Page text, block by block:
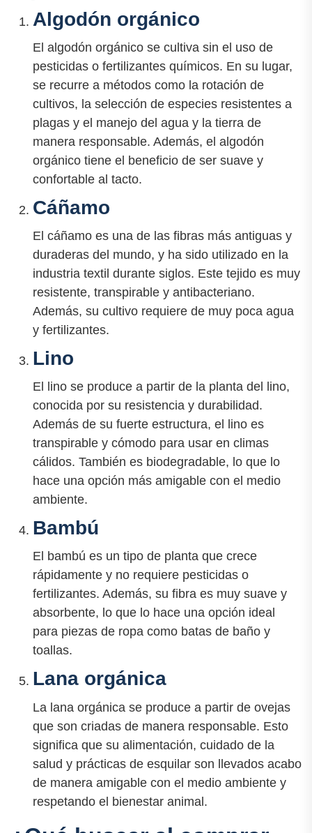
Algodón orgánico
El algodón orgánico se cultiva sin el uso de
pesticidas o fertilizantes químicos. En su lugar,
se recurre a métodos como la rotación de
cultivos, la selección de especies resistentes a
plagas y el manejo del agua y la tierra de
manera responsable. Además, el algodón
orgánico tiene el beneficio de ser suave y
confortable al tacto.
Cáñamo
El cáñamo es una de las fibras más antiguas y
duraderas del mundo, y ha sido utilizado en la
industria textil durante siglos. Este tejido es muy
resistente, transpirable y antibacteriano.
Además, su cultivo requiere de muy poca agua
y fertilizantes.
Lino
El lino se produce a partir de la planta del lino,
conocida por su resistencia y durabilidad.
Además de su fuerte estructura, el lino es
transpirable y cómodo para usar en climas
cálidos. También es biodegradable, lo que lo
hace una opción más amigable con el medio
ambiente.
Bambú
El bambú es un tipo de planta que crece
rápidamente y no requiere pesticidas o
fertilizantes. Además, su fibra es muy suave y
absorbente, lo que lo hace una opción ideal
para piezas de ropa como batas de baño y
toallas.
Lana orgánica
La lana orgánica se produce a partir de ovejas
que son criadas de manera responsable. Esto
significa que su alimentación, cuidado de la
salud y prácticas de esquilar son llevados acabo
de manera amigable con el medio ambiente y
respetando el bienestar animal.